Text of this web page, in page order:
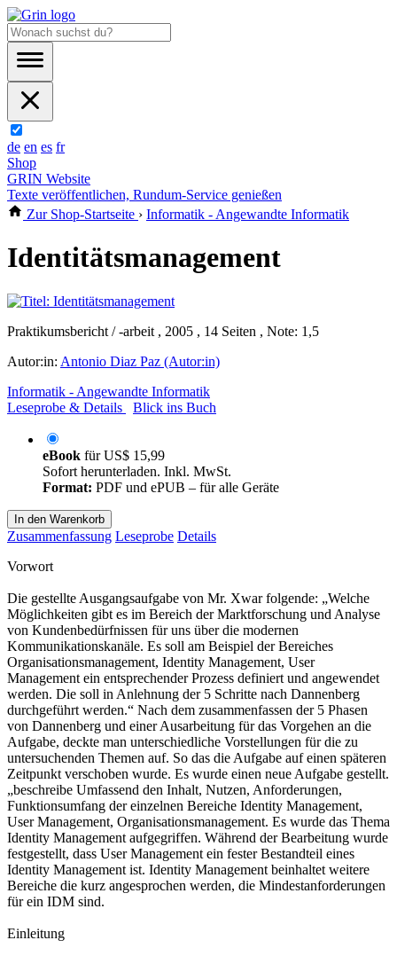
de en es fr
Shop
GRIN Website
Texte veröffentlichen, Rundum-Service genießen
Zur Shop-Startseite › Informatik - Angewandte Informatik
Identitätsmanagement
Praktikumsbericht / -arbeit , 2005 , 14 Seiten , Note: 1,5
Autor:in: Antonio Diaz Paz (Autor:in)
Informatik - Angewandte Informatik
Leseprobe & Details
Blick ins Buch
eBook fürUS$ 15,99
Sofort herunterladen. Inkl. MwSt.
Format: PDF und ePUB – für alle Geräte
In den Warenkorb
Zusammenfassung Leseprobe Details
Vorwort
Die gestellte Ausgangsaufgabe von Mr. Xwar folgende: „Welche
Möglichkeiten gibt es im Bereich der Marktforschung und Analyse
von Kundenbedürfnissen für uns über die modernen
Kommunikationskanäle. Es soll am Beispiel der Bereiches
Organisationsmanagement, Identity Management, User
Management ein entsprechender Prozess definiert und angewendet
werden. Die soll in Anlehnung der 5 Schritte nach Dannenberg
durchgeführt werden.“ Nach dem zusammenfassen der 5 Phasen
von Dannenberg und einer Ausarbeitung für das Vorgehen an die
Aufgabe, deckte man unterschiedliche Vorstellungen für die zu
untersuchenden Themen auf. So das die Aufgabe auf einen späteren
Zeitpunkt verschoben wurde. Es wurde einen neue Aufgabe gestellt.
„beschreibe Umfassend den Inhalt, Nutzen, Anforderungen,
Funktionsumfang der einzelnen Bereiche Identity Management,
User Management, Organisationsmanagement. Es wurde das Thema
Identity Management aufgegriffen. Während der Bearbeitung wurde
festgestellt, dass User Management ein fester Bestandteil eines
Identity Management ist. Identity Management beinhaltet weitere
Bereiche die kurz angesprochen werden, die Mindestanforderungen
für ein IDM sind.
Einleitung